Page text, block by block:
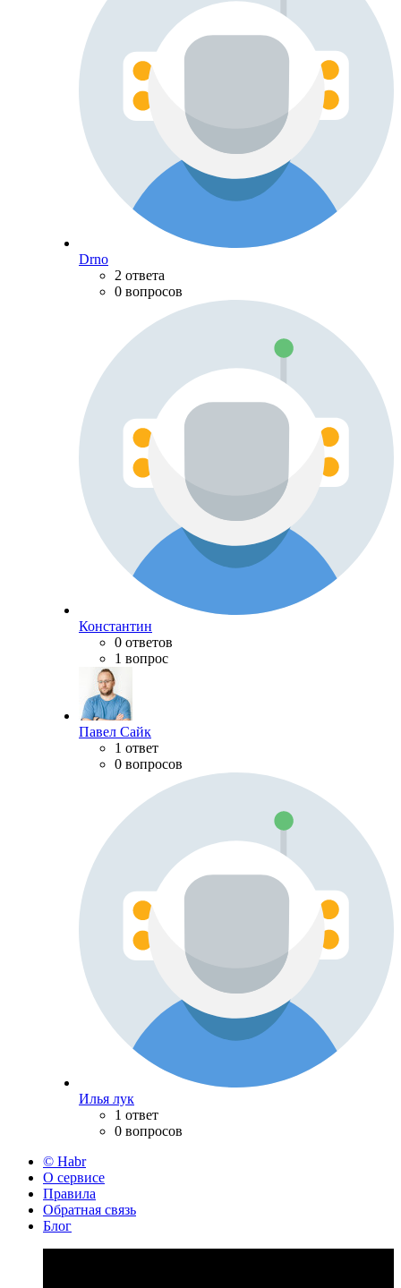
Drno
2 ответа
0 вопросов
Константин
0 ответов
1 вопрос
Павел Сайк
1 ответ
0 вопросов
Илья лук
1 ответ
0 вопросов
© Habr
О сервисе
Правила
Обратная связь
Блог